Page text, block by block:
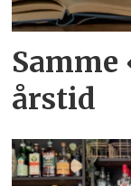
årstid